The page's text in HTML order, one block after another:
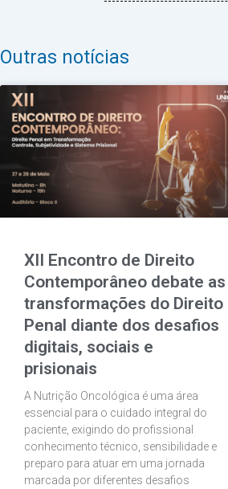
Outras notícias
XII Encontro de Direito
Contemporâneo debate as
transformações do Direito
Penal diante dos desafios
digitais, sociais e
prisionais
A Nutrição Oncológica é uma área
essencial para o cuidado integral do
paciente, exigindo do profissional
conhecimento técnico, sensibilidade e
preparo para atuar em uma jornada
marcada por diferentes desafios